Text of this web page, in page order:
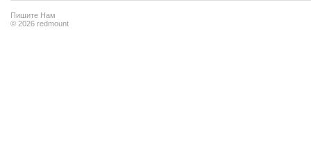
Пишите Нам
© 2026 redmount